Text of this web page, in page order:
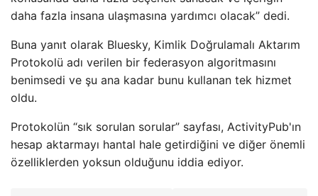
daha fazla insana ulaşmasına yardımcı olacak” dedi.
Buna yanıt olarak Bluesky, Kimlik Doğrulamalı Aktarım
Protokolü adı verilen bir federasyon algoritmasını
benimsedi ve şu ana kadar bunu kullanan tek hizmet
oldu.
Protokolün “sık sorulan sorular” sayfası, ActivityPub'ın
hesap aktarmayı hantal hale getirdiğini ve diğer önemli
özelliklerden yoksun olduğunu iddia ediyor.